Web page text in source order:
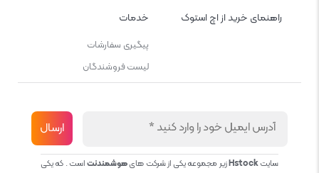
راهنمای خرید از اچ استوک خدمات
پیگیری سفارشات
لیست فروشندگان
سایتHstockزیر مجموعه یکی از شرکت هایهوشمندنتاست . که یکی